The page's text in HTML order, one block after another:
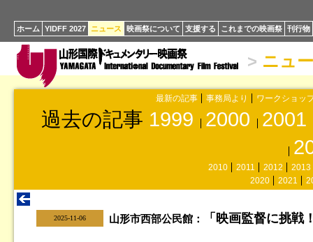
ホーム YIDFF 2027 ニュース 映画祭について 支援する これまでの映画祭 刊行物
> ニュ
最新の記事 事務局より ワークショッ
過去の記事 1999 2000 2001
2010 2011 2012
2013
2020
2021
2025-11-06 山形市西部公民館： 「映画監督に挑